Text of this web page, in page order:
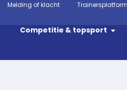
Melding of klacht Trainersplatform
Competitie & topsport